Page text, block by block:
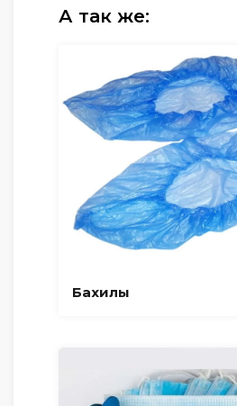
А так же:
Бахилы